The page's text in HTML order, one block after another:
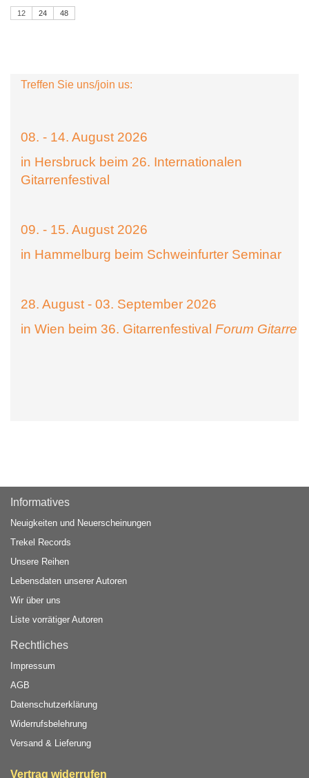
12 24 48
Treffen Sie uns/join us:
08. - 14. August 2026
in Hersbruck beim 26. Internationalen
Gitarrenfestival
09. - 15. August 2026
in Hammelburg beim Schweinfurter Seminar
28. August - 03. September 2026
in Wien beim 36. Gitarrenfestival Forum Gitarre
Informatives
Neuigkeiten und Neuerscheinungen
Trekel Records
Unsere Reihen
Lebensdaten unserer Autoren
Wir über uns
Liste vorrätiger Autoren
Rechtliches
Impressum
AGB
Datenschutzerklärung
Widerrufsbelehrung
Versand & Lieferung
Vertrag widerrufen